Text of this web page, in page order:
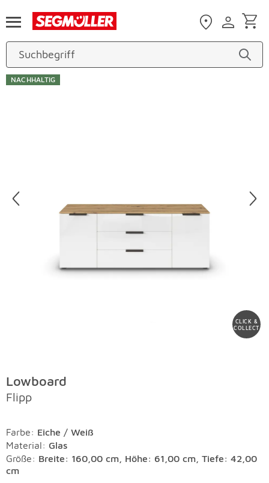
NACHHALTIG
CLICK &
COLLECT
Lowboard
Flipp
Farbe: Eiche / Weiß
Material: Glas
Größe: Breite: 160,00 cm, Höhe: 61,00 cm, Tiefe: 42,00
cm